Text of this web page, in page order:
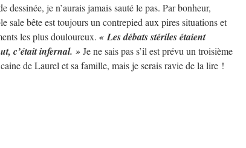
dessinée, je n’aurais jamais sauté le pas. Par bonheur,
sale bête est toujours un contrepied aux pires situations et
les plus douloureux. « Les débats stériles étaient
c’était infernal. »Je ne sais pas s’il est prévu un troisième
de Laurel et sa famille, mais je serais ravie de la lire !